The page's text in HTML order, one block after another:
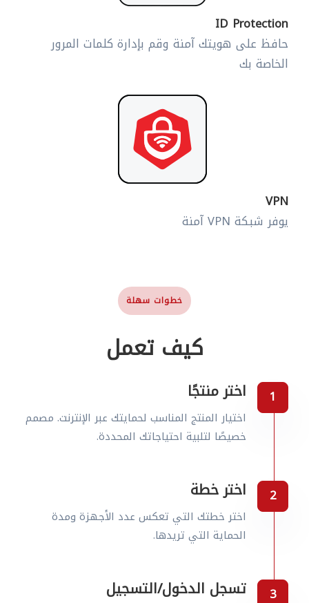
ID Protection
حافظ على هويتك آمنة وقم بإدارة كلمات المرور
الخاصة بك
VPN
يوفر شبكة VPN آمنة
خطوات سهلة
كيف تعمل
اختر منتجًا
اختيار المنتج المناسب لحمايتك عبر الإنترنت. مصمم
خصيصًا لتلبية احتياجاتك المحددة.
اختر خطة
اختر خطتك التي تعكس عدد الأجهزة ومدة
الحماية التي تريدها.
تسجل الدخول/التسجيل